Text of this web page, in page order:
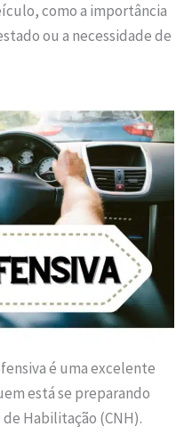
como a importância
ou a necessidade de
é uma excelente
está se preparando
Habilitação (CNH).